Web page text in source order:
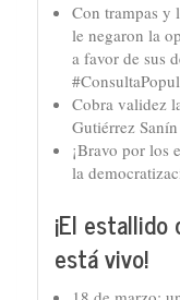
Con trampas y
le negaron la
a favor de sus
Cobra validez
Gutiérrez Sanín
¡Bravo por los
la
¡El
está vivo!